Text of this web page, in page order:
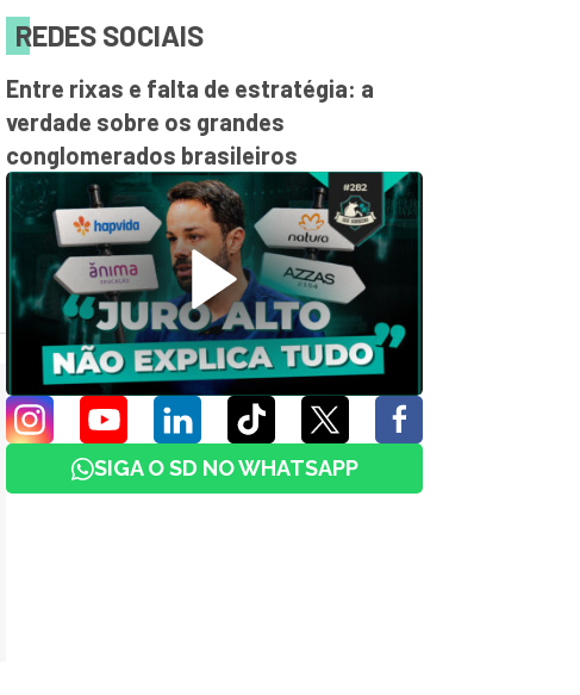
REDES SOCIAIS
Entre rixas e falta de estratégia: a
verdade sobre os grandes
conglomerados brasileiros
SIGA O SD NO WHATSAPP